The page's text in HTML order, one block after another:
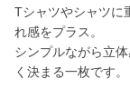
Tシャツやシャツに
れ感をプラス。
シンプルながら立
く決まる一枚です。